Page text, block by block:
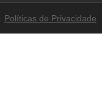
Políticas de Privacidade